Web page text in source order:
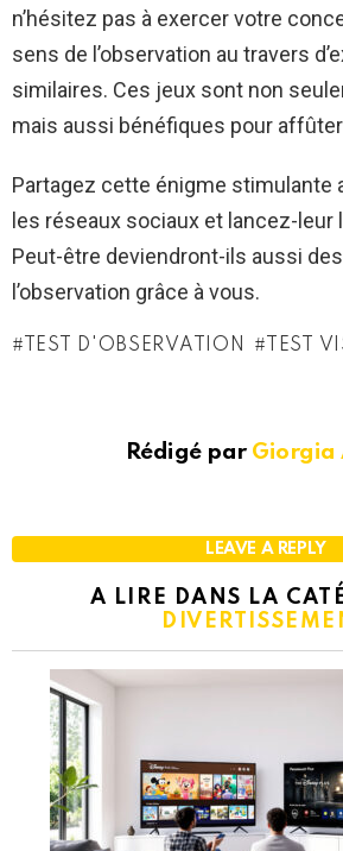
n’hésitez pas à exercer votre
sens de l’observation au travers
similaires. Ces jeux sont non
mais aussi bénéfiques pour affûter
Partagez cette énigme stimulante
les réseaux sociaux et lancez-leur
Peut-être deviendront-ils aussi
l’observation grâce à vous.
TEST D'OBSERVATION TEST
Rédigé par Giorgia
LEAVE A REPLY
A LIRE DANS LA